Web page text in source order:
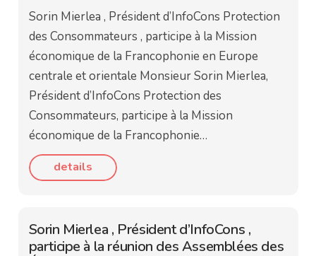
Sorin Mierlea , Président d’InfoCons Protection
des Consommateurs , participe à la Mission
économique de la Francophonie en Europe
centrale et orientale Monsieur Sorin Mierlea,
Président d’InfoCons Protection des
Consommateurs, participe à la Mission
économique de la Francophonie…
details
Sorin Mierlea , Président d’InfoCons ,
participe à la réunion des Assemblées des